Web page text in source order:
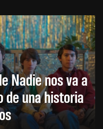
Nadie nos va a
de una historia